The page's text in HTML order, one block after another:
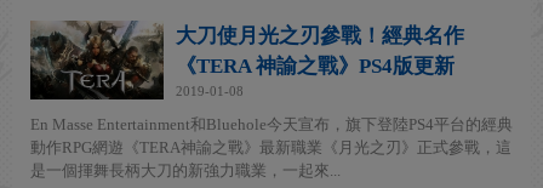
大刀使月光之刃參戰！經典名作
《TERA 神諭之戰》PS4版更新
2019-01-08
En Masse Entertainment和Bluehole今天宣布，旗下登陸PS4平台的經典
動作RPG網遊《TERA神諭之戰》最新職業《月光之刃》正式參戰，這
是一個揮舞長柄大刀的新強力職業，一起來...